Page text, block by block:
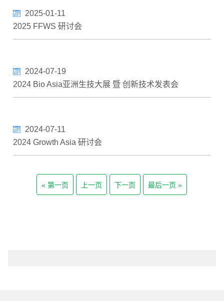
2025 FFWS 研讨会
2025-01-11
2024 Bio Asia亚洲生技大展 暨 创新技术发表会
2024-07-19
2024 Growth Asia 研讨会
2024-07-11
第一页 上一页 下一页 最后一页